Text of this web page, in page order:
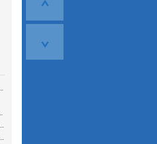
Du nouveau chez Bacchus, nouvelle série SCD
reliant les aimants à la masse
Chris Squire : le bassiste de YES mort à 67 ans
Nouvelles cordes de basse Elixir : 20 jeux à tester !